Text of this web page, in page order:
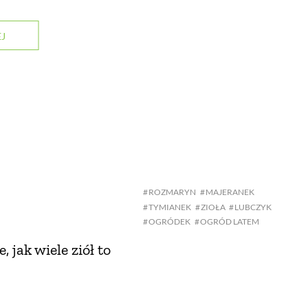
jak wiele ziół to
ROZMARYN
MAJERANEK
TYMIANEK
ZIOŁA
LUBCZYK
OGRÓDEK
OGRÓD LATEM